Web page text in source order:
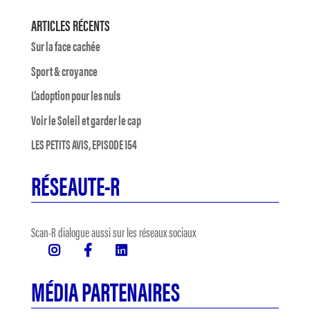
ARTICLES RÉCENTS
Sur la face cachée
Sport & croyance
L’adoption pour les nuls
Voir le Soleil et garder le cap
LES PETITS AVIS, EPISODE 154
RÉSEAUTE-R
Scan-R dialogue aussi sur les réseaux sociaux
MÉDIA PARTENAIRES